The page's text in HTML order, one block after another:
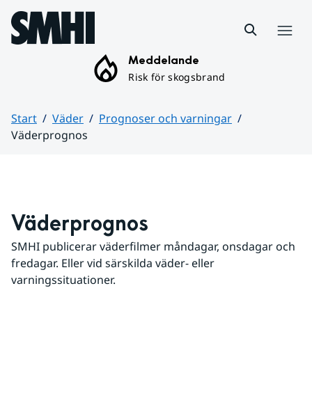
Hoppa till sidans innehåll
Meddelande
Risk för skogsbrand
Start Väder
Prognoser och varningar
Väderprognos
Väderprognos
SMHI publicerar väderfilmer måndagar, onsdagar och
fredagar. Eller vid särskilda väder- eller
varningssituationer.